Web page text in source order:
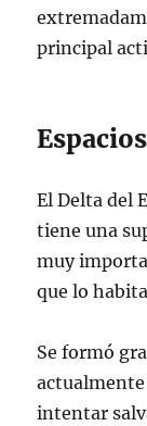
principal
El Delta del
tiene una
muy
que lo
Se formó
actualmente
intentar